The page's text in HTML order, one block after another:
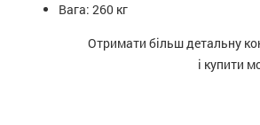
Вага: 260 кг
Отримати більш детальну
і купити